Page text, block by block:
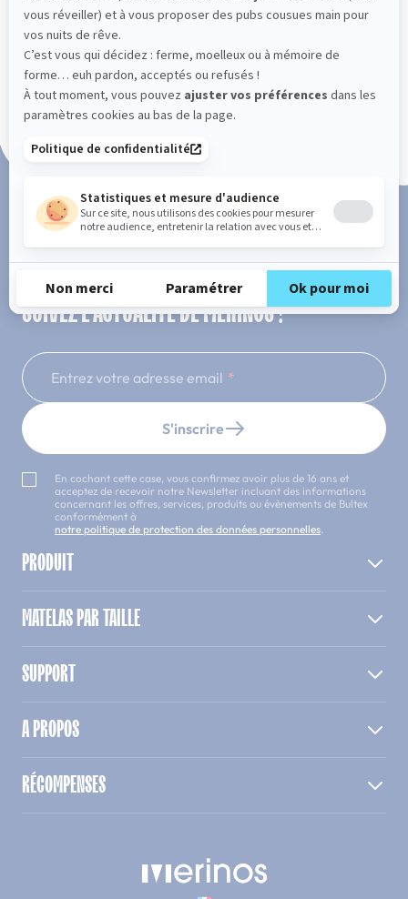
101 nuits d'essai*
Paiement en 3x ou 4x sans frais
SUIVEZ L'ACTUALITÉ DE MERINOS !
Entrez votre adresse email
S'inscrire
En cochant cette case, vous confirmez avoir plus de 16 ans et
acceptez de recevoir notre Newsletter incluant des informations
concernant les offres, services, produits ou évènements de Bultex
conformément à
notre politique de protection des données personnelles.
PRODUIT
MATELAS PAR TAILLE
SUPPORT
A PROPOS
RÉCOMPENSES